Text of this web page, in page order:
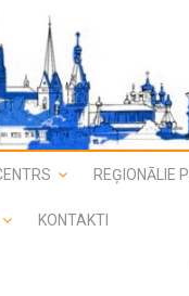
REĢIONĀLIE
KONTAKTI